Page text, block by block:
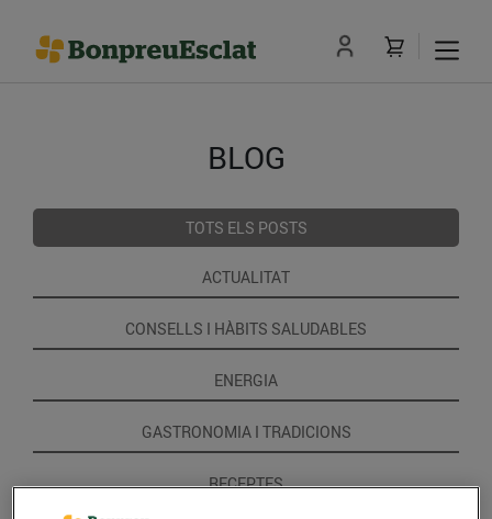
BLOG
TOTS ELS POSTS
ACTUALITAT
CONSELLS I HÀBITS SALUDABLES
ENERGIA
GASTRONOMIA I TRADICIONS
RECEPTES